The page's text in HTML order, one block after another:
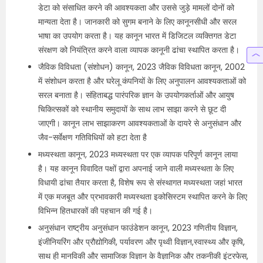
डेटा को संसाधित करने की आवश्यकता और उससे जुड़े मामलों दोनों को
मान्यता देता है। जानकारी को सुगम बनाने के लिए कानूनसीधी और सरल
भाषा का उपयोग करता है। यह कानून भारत में डिजिटल व्यक्तिगत डेटा
संरक्षण को नियंत्रित करने वाला व्यापक कानूनी ढांचा स्थापित करता है।
जैविक विविधता (संशोधन) कानून, 2023 जैविक विविधता कानून, 2002
में संशोधन करता है और घरेलू कंपनियों के लिए अनुपालन आवश्यकताओं को
सरल बनाता है। संहिताबद्ध पारंपरिक ज्ञान के उपयोगकर्ताओं और आयुष
चिकित्सकों को स्थानीय समुदायों के साथ लाभ साझा करने से छूट दी
जाएगी। कानून लाभ साझाकरण आवश्यकताओं के दायरे से अनुसंधान और
जैव-सर्वेक्षण गतिविधियों को हटा देता है
मध्यस्थता कानून, 2023 मध्यस्थता पर एक व्यापक परिपूर्ण कानून लाया
है। यह कानून विवादित पक्षों द्वारा अपनाई जाने वाली मध्यस्थता के लिए
विधायी ढांचा तैयार करता है, विशेष रूप से संस्थागत मध्यस्थता जहां भारत
में एक मजबूत और प्रभावकारी मध्यस्थता इकोसिस्‍टम स्थापित करने के लिए
विभिन्न हितधारकों की पहचान की गई है।
अनुसंधान राष्ट्रीय अनुसंधान फाउंडेशन कानून, 2023 गणितीय विज्ञान,
इंजीनियरिंग और प्रौद्योगिकी, पर्यावरण और पृथ्वी विज्ञान,स्वास्थ्य और कृषि,
साथ ही मानविकी और सामाजिक विज्ञान के वैज्ञानिक और तकनीकी इंटरफेस,